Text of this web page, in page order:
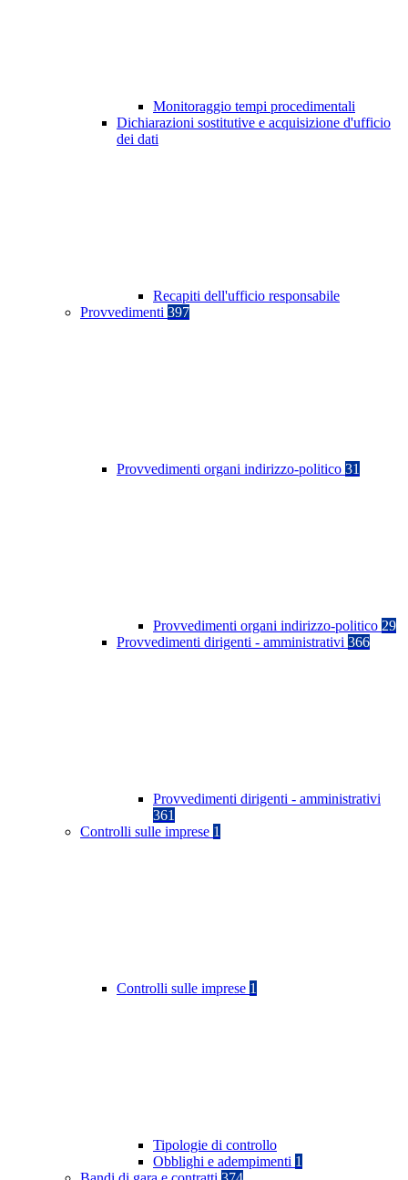
Monitoraggio tempi procedimentali
Dichiarazioni sostitutive e acquisizione d'ufficio
dei dati
Recapiti dell'ufficio responsabile
Provvedimenti 397
Provvedimenti organi indirizzo-politico 31
Provvedimenti organi indirizzo-politico 29
Provvedimenti dirigenti - amministrativi 366
Provvedimenti dirigenti - amministrativi
361
Controlli sulle imprese 1
Controlli sulle imprese 1
Tipologie di controllo
Obblighi e adempimenti 1